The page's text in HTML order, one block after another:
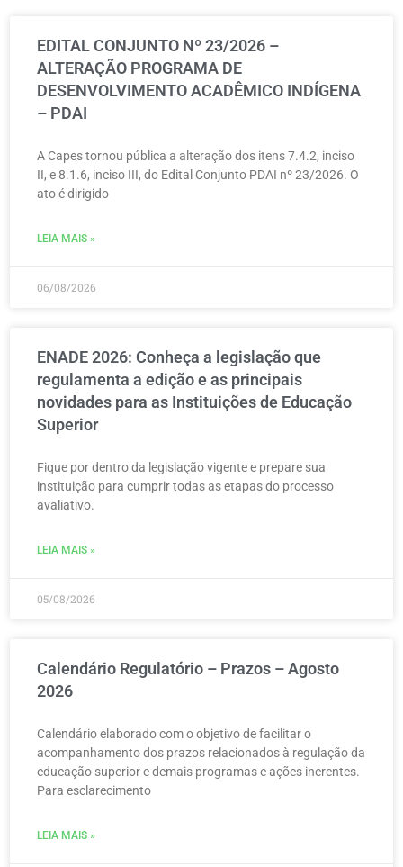
EDITAL CONJUNTO Nº 23/2026 –
ALTERAÇÃO PROGRAMA DE
DESENVOLVIMENTO ACADÊMICO INDÍGENA
– PDAI
A Capes tornou pública a alteração dos itens 7.4.2, inciso
II, e 8.1.6, inciso III, do Edital Conjunto PDAI nº 23/2026. O
ato é dirigido
LEIA MAIS »
06/08/2026
ENADE 2026: Conheça a legislação que
regulamenta a edição e as principais
novidades para as Instituições de Educação
Superior
Fique por dentro da legislação vigente e prepare sua
instituição para cumprir todas as etapas do processo
avaliativo.
LEIA MAIS »
05/08/2026
Calendário Regulatório – Prazos – Agosto
2026
Calendário elaborado com o objetivo de facilitar o
acompanhamento dos prazos relacionados à regulação da
educação superior e demais programas e ações inerentes.
Para esclarecimento
LEIA MAIS »